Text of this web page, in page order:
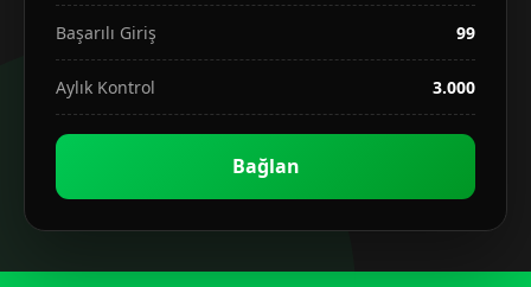
Başarılı Giriş 99
Aylık Kontrol 3.000
Bağlan